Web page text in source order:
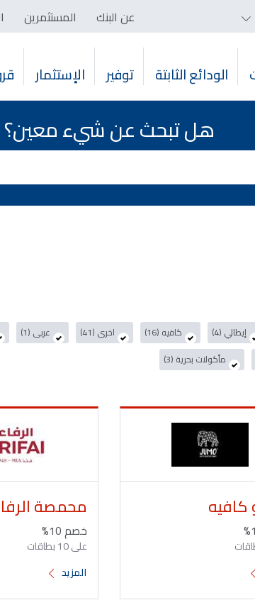
عن البنك المستثمرين
الودائع الثابتة توفير الإستثمار
هل تبحث عن شيء معين؟
إيطالي (4) كافيه (16) اخرى (41) عربى (1)
مأكولات بحرية (3)
محمصة
خصم 10%
على 10 بطاقات
المزيد